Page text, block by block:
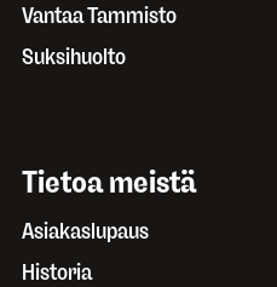
Vantaa Tammisto
Suksihuolto
Tietoa meistä
Asiakaslupaus
Historia